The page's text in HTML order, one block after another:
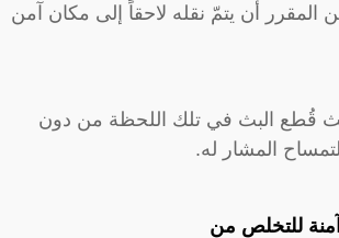
أن يتمّ نقله لاحقاً إلى مكان آمن
قُطع البث في تلك اللحظة من دون
المشار له.
للتخلص من